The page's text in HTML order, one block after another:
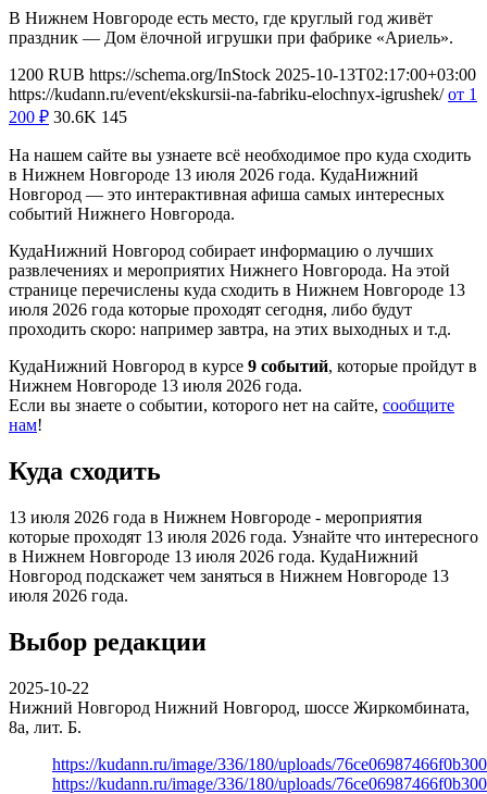
В Нижнем Новгороде есть место, где круглый год живёт
праздник — Дом ёлочной игрушки при фабрике «Ариель».
1200 RUB https://schema.org/InStock 2025-10-13T02:17:00+03:00
https://kudann.ru/event/ekskursii-na-fabriku-elochnyx-igrushek/ от 1
200 ₽ 30.6K 145
На нашем сайте вы узнаете всё необходимое про куда сходить
в Нижнем Новгороде 13 июля 2026 года. КудаНижний
Новгород — это интерактивная афиша самых интересных
событий Нижнего Новгорода.
КудаНижний Новгород собирает информацию о лучших
развлечениях и мероприятих Нижнего Новгорода. На этой
странице перечислены куда сходить в Нижнем Новгороде 13
июля 2026 года которые проходят сегодня, либо будут
проходить скоро: например завтра, на этих выходных и т.д.
КудаНижний Новгород в курсе 9 событий, которые пройдут в
Нижнем Новгороде 13 июля 2026 года.
Если вы знаете о событии, которого нет на сайте, сообщите
нам!
Куда сходить
13 июля 2026 года в Нижнем Новгороде - мероприятия
которые проходят 13 июля 2026 года. Узнайте что интересного
в Нижнем Новгороде 13 июля 2026 года. КудаНижний
Новгород подскажет чем заняться в Нижнем Новгороде 13
июля 2026 года.
Выбор редакции
2025-10-22
Нижний Новгород Нижний Новгород, шоссе Жиркомбината,
8а, лит. Б.
https://kudann.ru/image/336/180/uploads/
https://kudann.ru/image/336/180/uploads/